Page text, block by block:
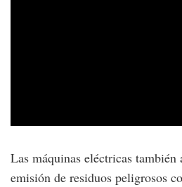
Las máquinas eléctricas también
emisión de residuos peligrosos